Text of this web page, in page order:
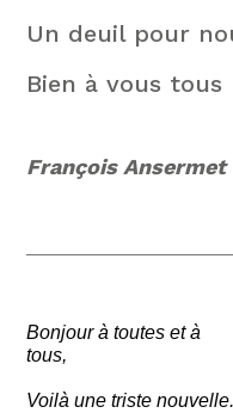
Un deuil pour
Bien à vous tous
François Ansermet
Bonjour à toutes et à
tous,
Voilà une triste